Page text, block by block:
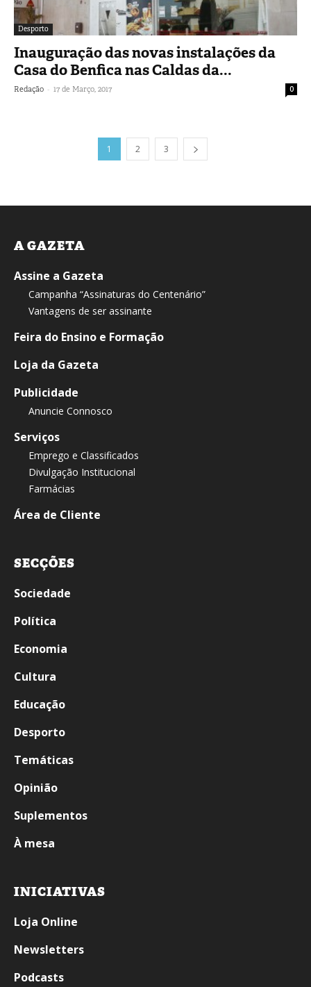
Desporto
Inauguração das novas instalações da
Casa do Benfica nas Caldas da...
Redação - 17 de Março, 2017 0
1 2 3
A GAZETA
Assine a Gazeta
Campanha “Assinaturas do Centenário”
Vantagens de ser assinante
Feira do Ensino e Formação
Loja da Gazeta
Publicidade
Anuncie Connosco
Serviços
Emprego e Classificados
Divulgação Institucional
Farmácias
Área de Cliente
SECÇÕES
Sociedade
Política
Economia
Cultura
Educação
Desporto
Temáticas
Opinião
Suplementos
À mesa
INICIATIVAS
Loja Online
Newsletters
Podcasts